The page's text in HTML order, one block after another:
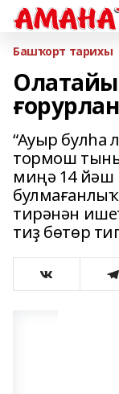
Башҡорт тарихы
“Ауыр булһа
тормош
миңә 14 йәш
тирәнән
тиҙ бөтөр